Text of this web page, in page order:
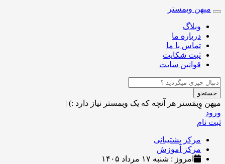
Toggle
navigation
میهن وبمستر
وبلاگ
درباره ما
تماس با ما
ثبت شکایت
قوانین سایت
جستجو
میهن وِبمَستر هر آنچه که یک وبمستر نیاز دارد :) |
ورود
ثبت نام
مرکز پشتیبانی
مرکز آموزش
امروز : شنبه ۱۷ مرداد ۱۴۰۵